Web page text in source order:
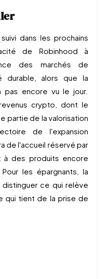
dans les prochains
de Robinhood à
des marchés de
durable, alors que la
pas encore vu le jour.
crypto, dont le
partie de la valorisation
de l'expansion
de l'accueil réservé par
à des produits encore
les épargnants, la
ce qui relève
qui tient de la prise de